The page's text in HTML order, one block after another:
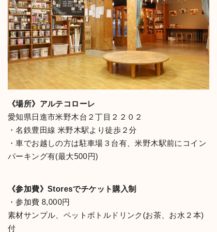
《場所》アルテコローレ
愛知県日進市米野木台２丁目２２０２
・名鉄豊田線 米野木駅より徒歩２分
・車でお越しの方は駐車場３台有、米野木駅前にコイン
パーキング有(最大500円)
《参加費》Storesでチケット購入制
・参加費 8,000円
素材サンプル、ペットボトルドリンク(お茶、お水２本)
付